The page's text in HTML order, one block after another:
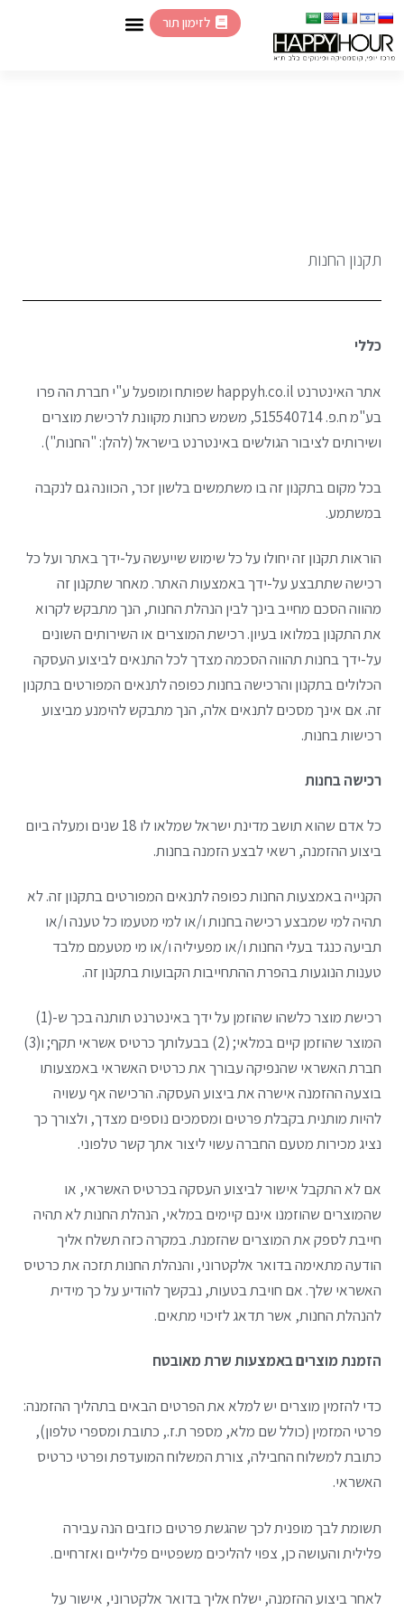
לזימון תור
תקנון החנות
כללי
אתר האינטרנט happyh.co.il שפותח ומופעל ע"י חברת הה פרו
בע"מ ח.פ. 515540714, משמש כחנות מקוונת לרכישת מוצרים
ושירותים לציבור הגולשים באינטרנט בישראל (להלן: "החנות").
בכל מקום בתקנון זה בו משתמשים בלשון זכר, הכוונה גם לנקבה
במשתמע.
הוראות תקנון זה יחולו על כל שימוש שייעשה על-ידך באתר ועל כל
רכישה שתתבצע על-ידך באמצעות האתר. מאחר שתקנון זה
מהווה הסכם מחייב בינך לבין הנהלת החנות, הנך מתבקש לקרוא
את התקנון במלואו בעיון. רכישת המוצרים או השירותים השונים
על-ידך בחנות תהווה הסכמה מצדך לכל התנאים לביצוע העסקה
הכלולים בתקנון והרכישה בחנות כפופה לתנאים המפורטים בתקנון
זה. אם אינך מסכים לתנאים אלה, הנך מתבקש להימנע מביצוע
רכישות בחנות.
רכישה בחנות
כל אדם שהוא תושב מדינת ישראל שמלאו לו 18 שנים ומעלה ביום
ביצוע ההזמנה, רשאי לבצע הזמנה בחנות.
הקנייה באמצעות החנות כפופה לתנאים המפורטים בתקנון זה. לא
תהיה למי שמבצע רכישה בחנות ו/או למי מטעמו כל טענה ו/או
תביעה כנגד בעלי החנות ו/או מפעיליה ו/או מי מטעמם מלבד
טענות הנוגעות בהפרת ההתחייבות הקבועות בתקנון זה.
רכישת מוצר כלשהו שהוזמן על ידך באינטרנט תותנה בכך ש-(1)
המוצר שהוזמן קיים במלאי; (2) בבעלותך כרטיס אשראי תקף; ו(3)
חברת האשראי שהנפיקה עבורך את כרטיס האשראי באמצעותו
בוצעה ההזמנה אישרה את ביצוע העסקה. הרכישה אף עשויה
להיות מותנית בקבלת פרטים ומסמכים נוספים מצדך, ולצורך כך
נציג מכירות מטעם החברה עשוי ליצור אתך קשר טלפוני.
אם לא התקבל אישור לביצוע העסקה בכרטיס האשראי, או
שהמוצרים שהוזמנו אינם קיימים במלאי, הנהלת החנות לא תהיה
חייבת לספק את המוצרים שהזמנת. במקרה כזה תשלח אליך
הודעה מתאימה בדואר אלקטרוני, והנהלת החנות תזכה את כרטיס
האשראי שלך. אם חויבת בטעות, נבקשך להודיע על כך מידית
להנהלת החנות, אשר תדאג לזיכוי מתאים.
הזמנת מוצרים באמצעות שרת מאובטח
כדי להזמין מוצרים יש למלא את הפרטים הבאים בתהליך ההזמנה:
פרטי המזמין (כולל שם מלא, מספר ת.ז., כתובת ומספרי טלפון),
כתובת למשלוח החבילה, צורת המשלוח המועדפת ופרטי כרטיס
האשראי.
תשומת לבך מופנית לכך שהגשת פרטים כוזבים הנה עבירה
פלילית והעושה כן, צפוי להליכים משפטיים פליליים ואזרחיים.
לאחר ביצוע ההזמנה, ישלח אליך בדואר אלקטרוני, אישור על